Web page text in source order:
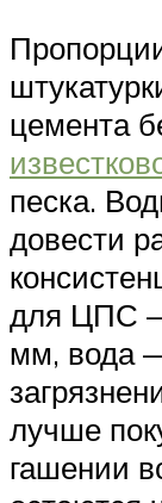
цемента
песка.
довести
для ЦПС
мм, вода
лучше
гашении